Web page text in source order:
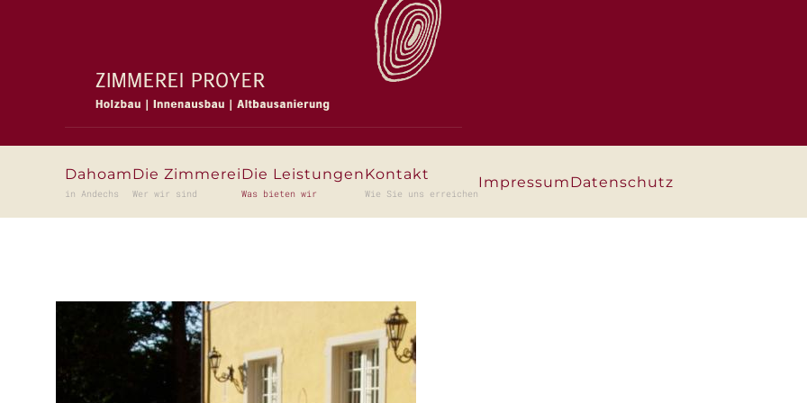
Dahoam
in Andechs
Die Zimmerei
Wer wir sind
Die Leistungen
Was bieten wir
Kontakt
Wie Sie uns erreichen
ImpressumDatenschutz